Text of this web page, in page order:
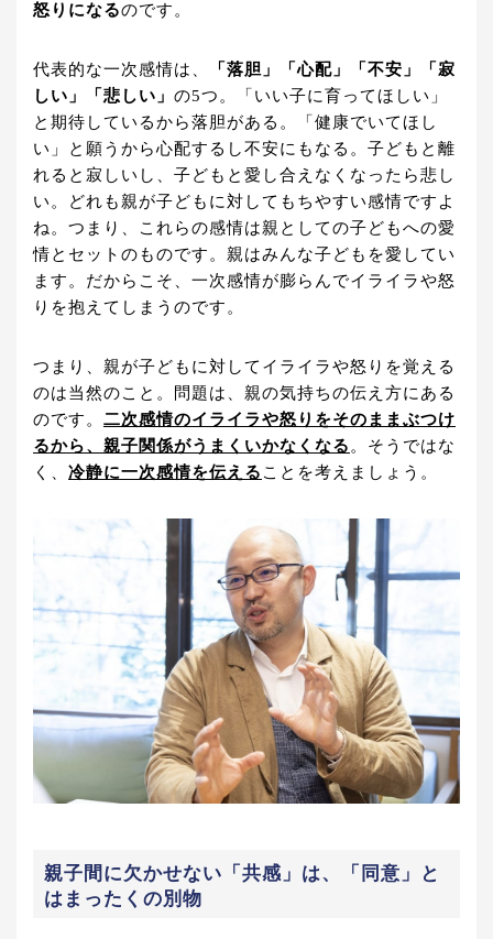
怒りになるのです。
代表的な一次感情は、
「落胆」「心配」「不安」「寂
しい」「悲しい」 の5つ。「いい子に育ってほしい」
と期待しているから落胆がある。「健康でいてほし
い」と願うから心配するし不安にもなる。子どもと離
れると寂しいし、子どもと愛し合えなくなったら悲し
い。どれも親が子どもに対してもちやすい感情ですよ
ね。つまり、これらの感情は親としての子どもへの愛
情とセットのものです。親はみんな子どもを愛してい
ます。だからこそ、一次感情が膨らんでイライラや怒
りを抱えてしまうのです。
つまり、親が子どもに対してイライラや怒りを覚える
のは当然のこと。問題は、親の気持ちの伝え方にある
のです。 二次感情のイライラや怒りをそのままぶつけ
るから、親子関係がうまくいかなくなる 。そうではな
く、 冷静に一次感情を伝える ことを考えましょう。
親子間に欠かせない「共感」は、「同意」と
はまったくの別物